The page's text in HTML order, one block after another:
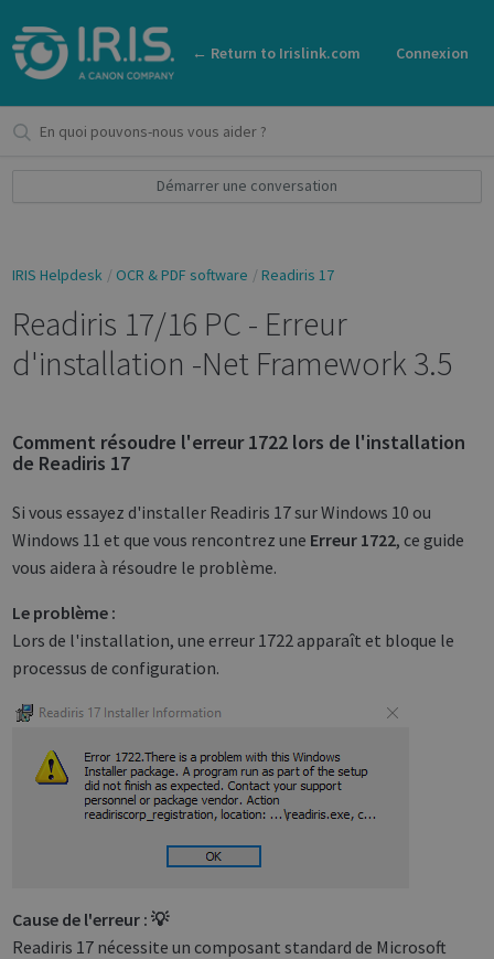
← Return to Irislink.com Connexion
Démarrer une conversation
IRIS Helpdesk OCR & PDF software Readiris 17
Readiris 17/16 PC - Erreur
d'installation -Net Framework 3.5
Comment résoudre l'erreur 1722 lors de l'installation
de Readiris 17
Si vous essayez d'installer Readiris 17 sur Windows 10 ou
Windows 11 et que vous rencontrez une Erreur 1722, ce guide
vous aidera à résoudre le problème.
Le problème :
Lors de l'installation, une erreur 1722 apparaît et bloque le
processus de configuration.
Cause de l'erreur : 💡
Readiris 17 nécessite un composant standard de Microsoft